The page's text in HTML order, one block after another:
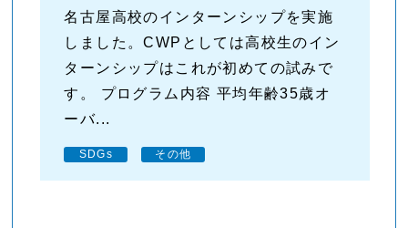
名古屋高校のインターンシップを実施
しました。CWPとしては高校生のイン
ターンシップはこれが初めての試みで
す。 プログラム内容 平均年齢35歳オ
ーバ...
SDGs その他